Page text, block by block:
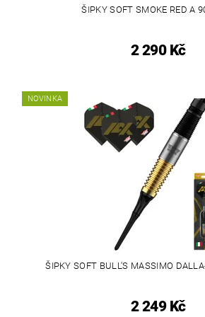
ŠIPKY SOFT SMOKE RED A
2 290 Kč
NOVINKA
ŠIPKY SOFT BULL'S MASSIMO
2 249 Kč